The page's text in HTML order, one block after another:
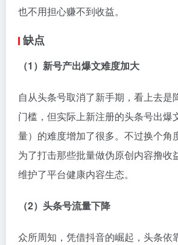
也不用担心赚不到收益。
缺点
（1）新号产出爆文难度加大
自从头条号取消了新手期，看上去是
门槛，但实际上新注册的头条号出爆
量）的难度增加了很多。不过换个角
为了打击那些批量做伪原创内容撸收
维护了平台健康内容生态。
（2）头条号流量下降
众所周知，凭借抖音的崛起，头条依